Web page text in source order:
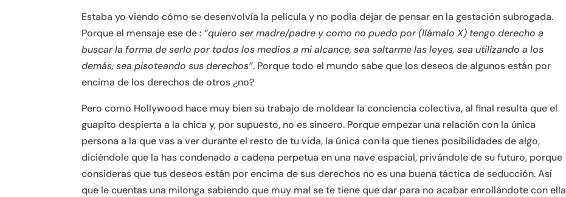
Estaba yo viendo cómo se desenvolvía la película y no podía dejar de pensar en la gestación subrogada.
Porque el mensaje ese de : “quiero ser madre/padre y como no puedo por (llámalo X) tengo derecho a
buscar la forma de serlo por todos los medios a mi alcance, sea saltarme las leyes, sea utilizando a los
demás, sea pisoteando sus derechos”. Porque todo el mundo sabe que los deseos de algunos están por
encima de los derechos de otros ¿no?
Pero como Hollywood hace muy bien su trabajo de moldear la conciencia colectiva, al final resulta que el
guapito despierta a la chica y, por supuesto, no es sincero. Porque empezar una relación con la única
persona a la que vas a ver durante el resto de tu vida, la única con la que tienes posibilidades de algo,
diciéndole que la has condenado a cadena perpetua en una nave espacial, privándole de su futuro, porque
consideras que tus deseos están por encima de sus derechos no es una buena táctica de seducción. Así
que le cuentas una milonga sabiendo que muy mal se te tiene que dar para no acabar enrollándote con ella